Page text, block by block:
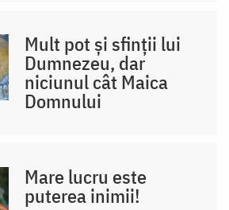
Mult pot și sfinții lui
Dumnezeu, dar
niciunul cât Maica
Domnului
Mare lucru este
puterea inimii!